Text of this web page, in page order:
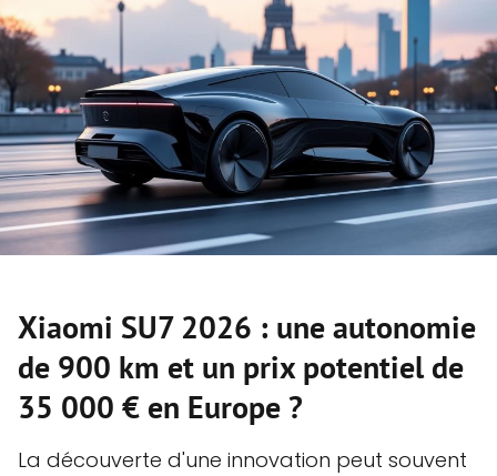
Xiaomi SU7 2026 : une autonomie
de 900 km et un prix potentiel de
35 000 € en Europe ?
La découverte d'une innovation peut souvent